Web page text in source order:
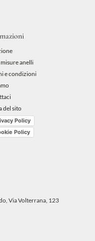
anelli
e condizioni
del sito
Policy
Policy
Via Volterrana, 123